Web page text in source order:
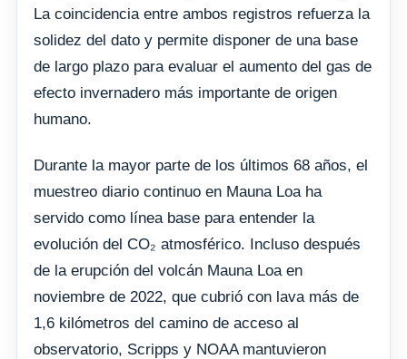
La coincidencia entre ambos registros refuerza la
solidez del dato y permite disponer de una base
de largo plazo para evaluar el aumento del gas de
efecto invernadero más importante de origen
humano.
Durante la mayor parte de los últimos 68 años, el
muestreo diario continuo en Mauna Loa ha
servido como línea base para entender la
evolución del CO₂ atmosférico. Incluso después
de la erupción del volcán Mauna Loa en
noviembre de 2022, que cubrió con lava más de
1,6 kilómetros del camino de acceso al
observatorio, Scripps y NOAA mantuvieron